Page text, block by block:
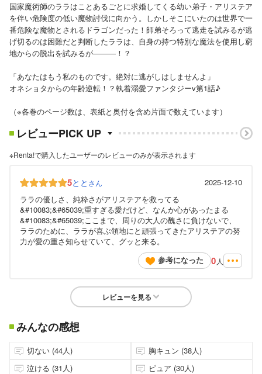
国家魔術師のララはことあるごとに求婚してくる幼い弟子・アリステア
を伴い危険度の低い魔物討伐に向かう。しかしそこにいたのは世界で一
番危険な魔物とされるドラゴンだった！師弟そろって逃走を試みるが逃
げ切るのは困難だと判断したララは、自身の持つ特別な魔法を使用し窮
地からの脱出を試みるが―――！？
「あなたはもう私のものです。絶対に逃がしはしませんよ」
オネショタからの年齢逆転！？執着溺愛ファンタジーv第1話♪
（※各巻のページ数は、表紙と奥付を含め片面で数えています）
レビューPICK UP
※Renta!で購入したユーザーのレビューのみが表示されます
5とと さん
2025-12-10
ララの優しさ、純粋さがアリステアを救ってる
&#10083;&#65039;重すぎる愛だけど、なんか心があったまる
&#10083;&#65039;ここまで、周りの大人の醜さに負けないで、
ララのために、ララが喜ぶ領地にと頑張ってきたアリステアの努
力が愛の重さ知らせていて、グッと来る。
参考になった
0 人
レビューを見る
みんなの感想
切ない (44人)
胸キュン (38人)
泣ける (31人)
ピュア (30人)